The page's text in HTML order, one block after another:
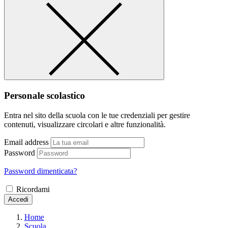
Personale scolastico
Entra nel sito della scuola con le tue credenziali per gestire
contenuti, visualizzare circolari e altre funzionalità.
Email address
Password
Password dimenticata?
Ricordami
Accedi
Home
Scuola